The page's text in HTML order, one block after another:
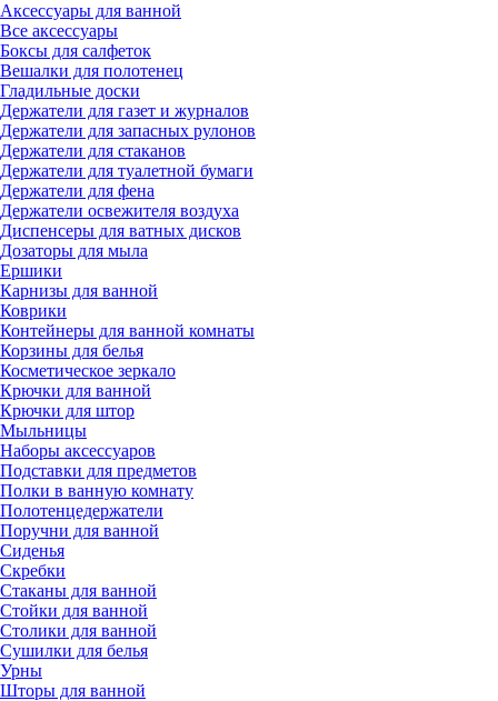
Аксессуары для ванной
Все аксессуары
Боксы для салфеток
Вешалки для полотенец
Гладильные доски
Держатели для газет и журналов
Держатели для запасных рулонов
Держатели для стаканов
Держатели для туалетной бумаги
Держатели для фена
Держатели освежителя воздуха
Диспенсеры для ватных дисков
Дозаторы для мыла
Ершики
Карнизы для ванной
Коврики
Контейнеры для ванной комнаты
Корзины для белья
Косметическое зеркало
Крючки для ванной
Крючки для штор
Мыльницы
Наборы аксессуаров
Подставки для предметов
Полки в ванную комнату
Полотенцедержатели
Поручни для ванной
Сиденья
Скребки
Стаканы для ванной
Стойки для ванной
Столики для ванной
Сушилки для белья
Урны
Шторы для ванной